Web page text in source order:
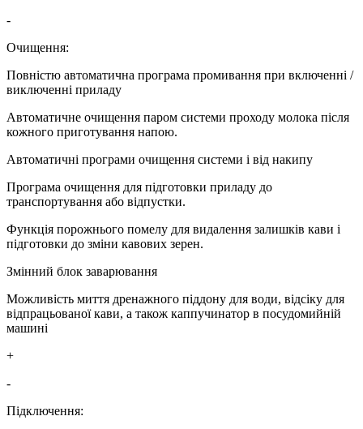
-
Очищення:
Повністю автоматична програма промивання при включенні /
виключенні приладу
Автоматичне очищення паром системи проходу молока після
кожного приготування напою.
Автоматичні програми очищення системи і від накипу
Програма очищення для підготовки приладу до
транспортування або відпустки.
Функція порожнього помелу для видалення залишків кави і
підготовки до зміни кавових зерен.
Змінний блок заварювання
Можливість миття дренажного піддону для води, відсіку для
відпрацьованої кави, а також каппучинатор в посудомийній
машині
+
-
Підключення: